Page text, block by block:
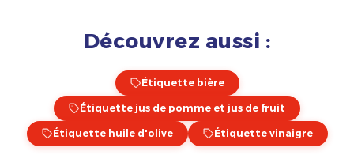
Découvrez aussi :
Étiquette bière
Étiquette jus de pomme et jus de fruit
Étiquette huile d'olive Étiquette vinaigre